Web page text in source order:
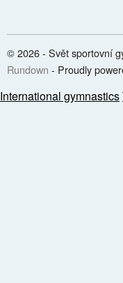
© 2026 - Svět sportovní
Rundown - Proudly
International gymnastics